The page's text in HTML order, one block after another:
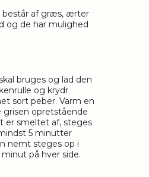
består af græs, ærter
og de har mulighed
bruges og lad den
og krydr
sort peber. Varm en
opretstående
er smeltet af, steges
5 minutter
nemt steges op i
på hver side.